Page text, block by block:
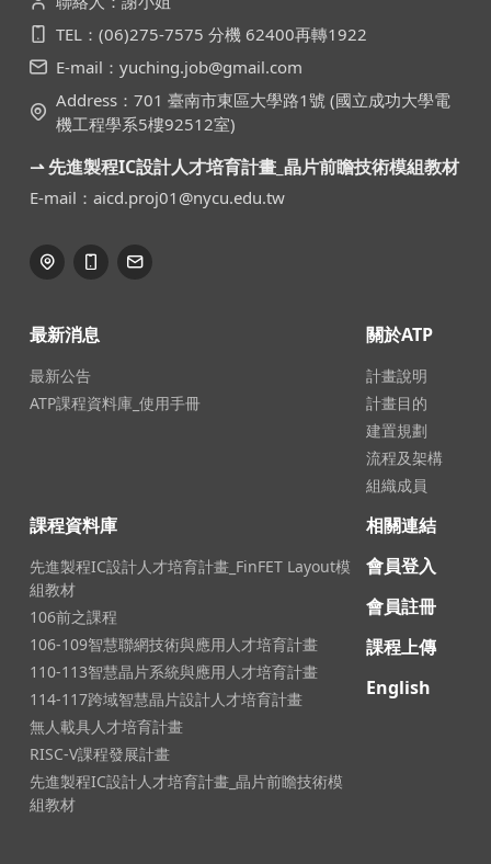
TEL：(06)275-7575 分機 62400再轉1922
E-mail：yuching.job@gmail.com
Address：701 臺南市東區大學路1號 (國立成功大學電
機工程學系5樓92512室)
⇀ 先進製程IC設計人才培育計畫_晶片前瞻技術模組教材
E-mail：aicd.proj01@nycu.edu.tw
最新消息
最新公告
ATP課程資料庫_使用手冊
關於ATP
計畫說明
計畫目的
建置規劃
流程及架構
組織成員
課程資料庫
先進製程IC設計人才培育計畫_FinFET Layout模
組教材
106前之課程
106-109智慧聯網技術與應用人才培育計畫
110-113智慧晶片系統與應用人才培育計畫
114-117跨域智慧晶片設計人才培育計畫
無人載具人才培育計畫
RISC-V課程發展計畫
先進製程IC設計人才培育計畫_晶片前瞻技術模
組教材
相關連結
會員登入
會員註冊
課程上傳
English